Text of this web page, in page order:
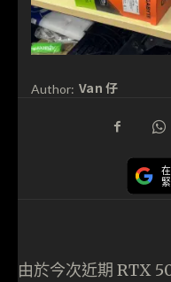
Author: Van 仔
由於今次近期 RTX